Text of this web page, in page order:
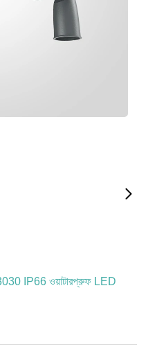
IP66 ওয়াটারপ্রুফ LED